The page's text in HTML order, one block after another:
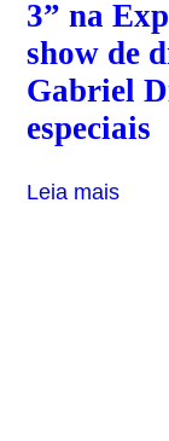
3” na
show de
Gabriel
especiais
Leia mais